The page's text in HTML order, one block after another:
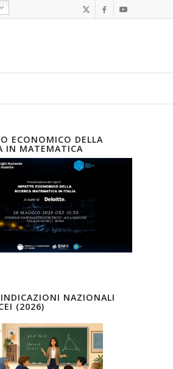
ECONOMICO DELLA
IN MATEMATICA
NAZIONALI
(2026)